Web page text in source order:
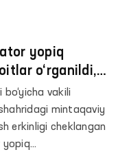
yopiq
o‘rganildi,
vakili
mintaqaviy
erkinligi cheklangan
yopiq